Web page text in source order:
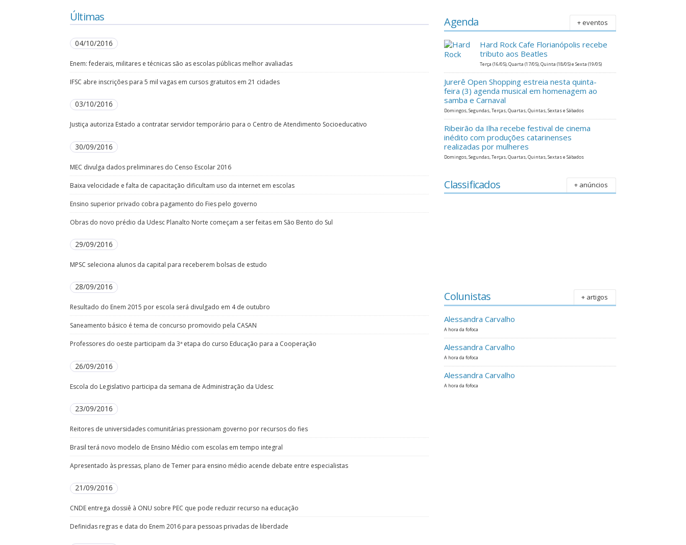
Últimas
04/10/2016
Enem: federais, militares e técnicas são as escolas públicas melhor avaliadas
IFSC abre inscrições para 5 mil vagas em cursos gratuitos em 21 cidades
03/10/2016
Justiça autoriza Estado a contratar servidor temporário para o Centro de Atendimento Socioeducativo
30/09/2016
MEC divulga dados preliminares do Censo Escolar 2016
Baixa velocidade e falta de capacitação dificultam uso da internet em escolas
Ensino superior privado cobra pagamento do Fies pelo governo
Obras do novo prédio da Udesc Planalto Norte começam a ser feitas em São Bento do Sul
29/09/2016
MPSC seleciona alunos da capital para receberem bolsas de estudo
28/09/2016
Resultado do Enem 2015 por escola será divulgado em 4 de outubro
Saneamento básico é tema de concurso promovido pela CASAN
Professores do oeste participam da 3ª etapa do curso Educação para a Cooperação
26/09/2016
Escola do Legislativo participa da semana de Administração da Udesc
23/09/2016
Reitores de universidades comunitárias pressionam governo por recursos do fies
Brasil terá novo modelo de Ensino Médio com escolas em tempo integral
Apresentado às pressas, plano de Temer para ensino médio acende debate entre especialistas
21/09/2016
CNDE entrega dossiê à ONU sobre PEC que pode reduzir recurso na educação
Definidas regras e data do Enem 2016 para pessoas privadas de liberdade
Agenda + eventos
Hard Rock Cafe Florianópolis recebe
tributo aos Beatles
Terça (16/05), Quarta (17/05), Quinta (18/05) e Sexta (19/05)
Jurerê Open Shopping estreia nesta quinta-
feira (3) agenda musical em homenagem ao
samba e Carnaval
Domingos, Segundas, Terças, Quartas, Quintas, Sextas e Sábados
Ribeirão da Ilha recebe festival de cinema
inédito com produções catarinenses
realizadas por mulheres
Domingos, Segundas, Terças, Quartas, Quintas, Sextas e Sábados
Classificados + anúncios
Colunistas + artigos
Alessandra Carvalho
A hora da fofoca
Alessandra Carvalho
A hora da fofoca
Alessandra Carvalho
A hora da fofoca